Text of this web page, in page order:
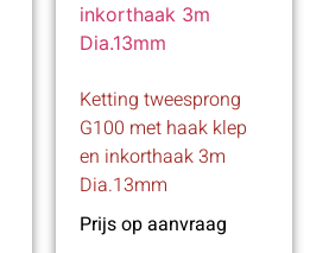
Ketting tweesprong
G100 met haak klep
en inkorthaak 3m
Dia.13mm
Prijs op aanvraag